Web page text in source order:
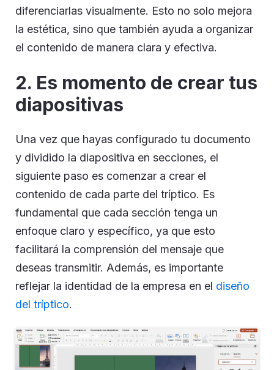
diferenciarlas visualmente. Esto no solo mejora
la estética, sino que también ayuda a organizar
el contenido de manera clara y efectiva.
2. Es momento de crear tus
diapositivas
Una vez que hayas configurado tu documento
y dividido la diapositiva en secciones, el
siguiente paso es comenzar a crear el
contenido de cada parte del tríptico. Es
fundamental que cada sección tenga un
enfoque claro y específico, ya que esto
facilitará la comprensión del mensaje que
deseas transmitir. Además, es importante
reflejar la identidad de la empresa en el diseño
del tríptico.